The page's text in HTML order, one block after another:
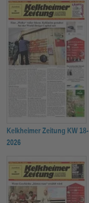
Kelkheimer Zeitung KW 18-
2026